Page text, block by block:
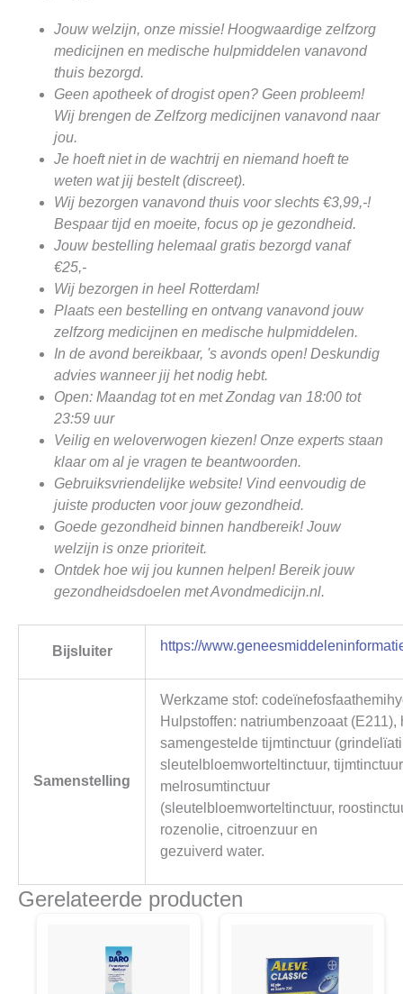
Jouw welzijn, onze missie! Hoogwaardige zelfzorg
medicijnen en medische hulpmiddelen vanavond
thuis bezorgd.
Geen apotheek of drogist open? Geen probleem!
Wij brengen de Zelfzorg medicijnen vanavond naar
jou.
Je hoeft niet in de wachtrij en niemand hoeft te
weten wat jij bestelt (discreet).
Wij bezorgen vanavond thuis voor slechts €3,99,-!
Bespaar tijd en moeite, focus op je gezondheid.
Jouw bestelling helemaal gratis bezorgd vanaf
€25,-
Wij bezorgen in heel Rotterdam!
Plaats een bestelling en ontvang vanavond jouw
zelfzorg medicijnen en medische hulpmiddelen.
In de avond bereikbaar, 's avonds open! Deskundig
advies wanneer jij het nodig hebt.
Open: Maandag tot en met Zondag van 18:00 tot
23:59 uur
Veilig en weloverwogen kiezen! Onze experts staan
klaar om al je vragen te beantwoorden.
Gebruiksvriendelijke website! Vind eenvoudig de
juiste producten voor jouw gezondheid.
Goede gezondheid binnen handbereik! Jouw
welzijn is onze prioriteit.
Ontdek hoe wij jou kunnen helpen! Bereik jouw
gezondheidsdoelen met Avondmedicijn.nl.
Bijsluiter https://
Samenstelling
Werkzame stof:
Hulpstoffen: natriumbenzoaat
samengestelde tijmtinctuur
sleutelbloemworteltinctuur,
melrosumtinctuur
(sleutelbloemworteltinctuur,
rozenolie, citroenzuur en
gezuiverd water.
Gerelateerde producten